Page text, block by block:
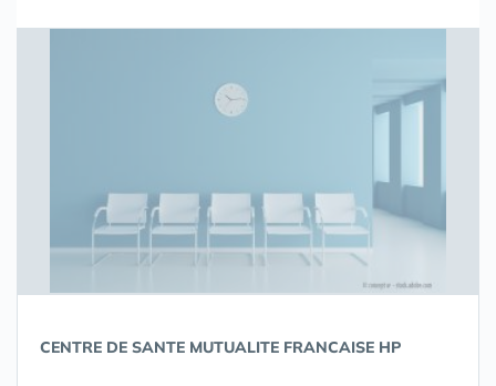
CENTRE DE SANTE MUTUALITE FRANCAISE HP